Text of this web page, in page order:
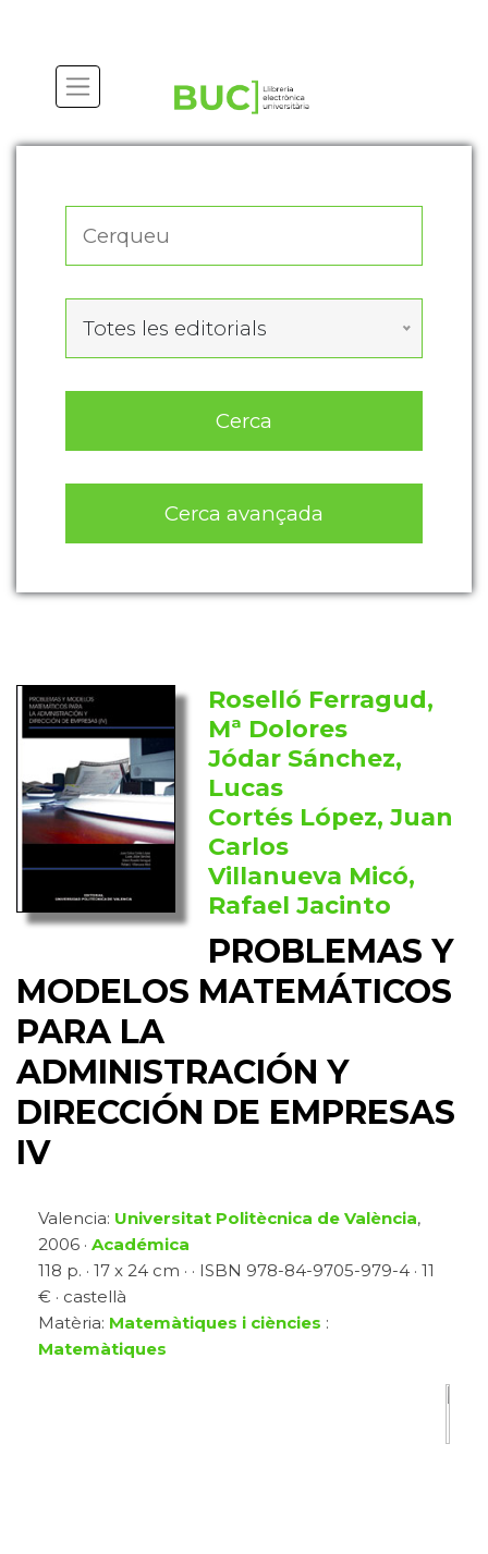
Totes les editorials
Cerca
Cerca avançada
Roselló Ferragud,
Mª Dolores
Jódar Sánchez,
Lucas
Cortés López, Juan
Carlos
Villanueva Micó,
Rafael Jacinto
PROBLEMAS Y
MODELOS MATEMÁTICOS
PARA LA
ADMINISTRACIÓN Y
DIRECCIÓN DE EMPRESAS
IV
Valencia: Universitat Politècnica de València,
2006 · Académica
118 p. · 17 x 24 cm · · ISBN 978-84-9705-979-4 · 11
€ · castellà
Matèria: Matemàtiques i ciències :
Matemàtiques